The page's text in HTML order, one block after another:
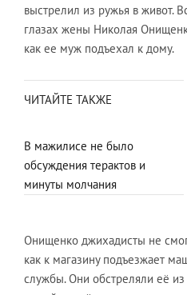
выстрелил из ружья в живот.
глазах жены Николая
как ее муж подъехал к дому.
ЧИТАЙТЕ ТАКЖЕ
В мажилисе не было
обсуждения терактов и
минуты молчания
Онищенко джихадисты не
как к магазину подъезжает
службы. Они обстреляли её